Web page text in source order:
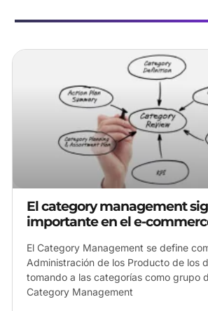
El category management
importante en el e-
El Category Management se define
Administración de los Producto de los
tomando a las categorías como grupo
Category Management